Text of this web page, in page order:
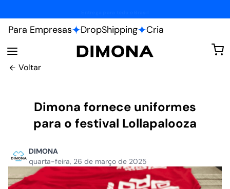
Para Empresas DropShipping Cria
Voltar
Dimona fornece uniformes
para o festival Lollapalooza
DIMONA
quarta-feira, 26 de março de 2025